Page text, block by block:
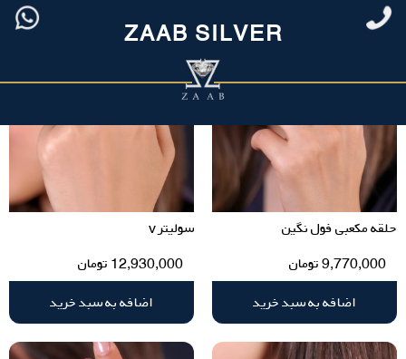
ZAAB SILVER
حلقه مکعبی فول نگین
9,770,000تومان
اضافه به سبد خرید
سولیتر v
12,930,000 تومان
اضافه به سبد خرید